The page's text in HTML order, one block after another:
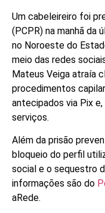
Um cabeleireiro foi
(PCPR) na manhã da
no Noroeste do
meio das redes
Mateus Veiga atraía
procedimentos
antecipados via Pix
serviços.
Além da prisão
bloqueio do perfil
social e o sequestro
informações são do
aRede.